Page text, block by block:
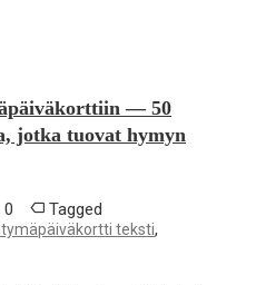
— 50
jotka tuovat hymyn
0 Tagged
teksti,